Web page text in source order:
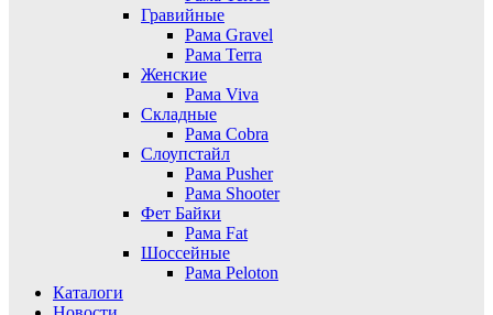
Гравийные
Рама Gravel
Рама Terra
Женские
Рама Viva
Складные
Рама Cobra
Слоупстайл
Рама Pusher
Рама Shooter
Фет Байки
Рама Fat
Шоссейные
Рама Peloton
Каталоги